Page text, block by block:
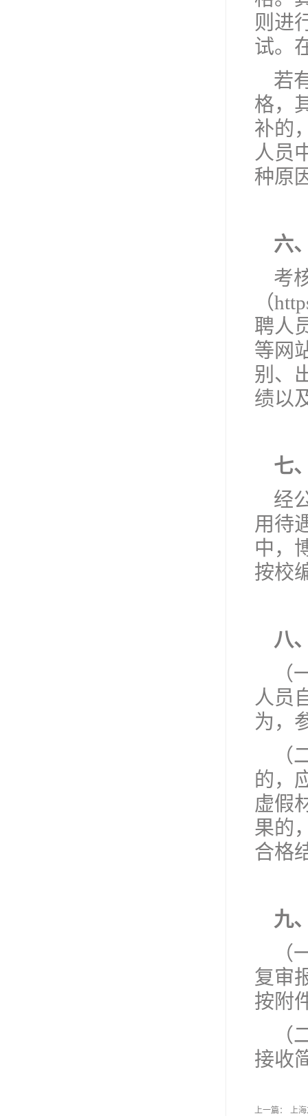
则进
试。
若
格，
补的
人员
种原
六
考
（
聘人
等网
别、
绩以
七
经
用待
中，
按校
八
人员
为，
的，
虚假
果的
合格
九
复审
按附
（
接收
上一篇：
上